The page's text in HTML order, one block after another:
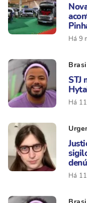
Há 9
STJ
Há
Há